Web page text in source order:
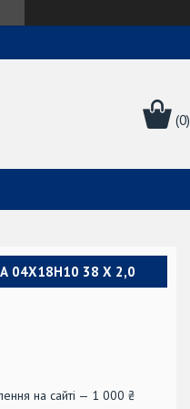
04Х18Н10 38 Х 2,0
на сайті — 1 000 ₴